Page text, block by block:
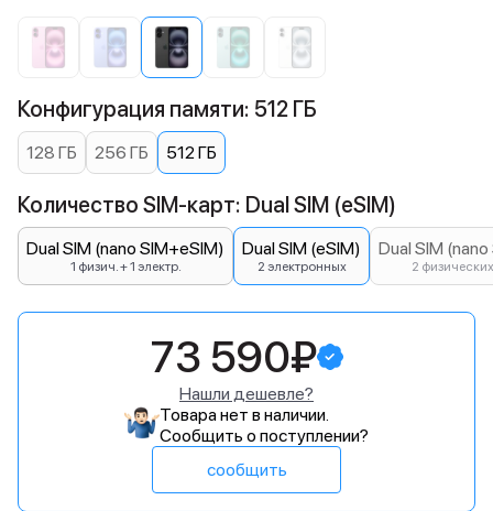
Конфигурация памяти: 512 ГБ
128 ГБ 256 ГБ 512 ГБ
Количество SIM-карт: Dual SIM (eSIM)
Dual SIM (nano SIM+eSIM)
1 физич. + 1 электр.
Dual SIM (eSIM)
2 электронных
Dual SIM
2 физических
73 590₽
Нашли дешевле?
Товара нет в наличии.
Сообщить о поступлении?
сообщить